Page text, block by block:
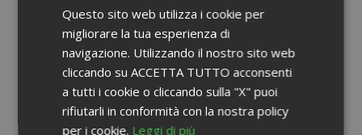
Questo sito web utilizza i cookie per
migliorare la tua esperienza di
navigazione. Utilizzando il nostro sito web
cliccando su ACCETTA TUTTO acconsenti
a tutti i cookie o cliccando sulla "X" puoi
rifiutarli in conformità con la nostra policy
per i cookie. Leggi di più